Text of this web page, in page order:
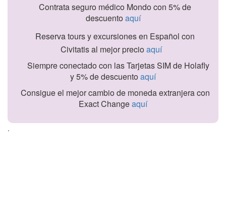
Contrata seguro médico Mondo con 5% de
descuento aquí
Reserva tours y excursiones en Español con
Civitatis al mejor precio aquí
Siempre conectado con las Tarjetas SIM de Holafly
y 5% de descuento aquí
Consigue el mejor cambio de moneda extranjera con
Exact Changeaquí
.